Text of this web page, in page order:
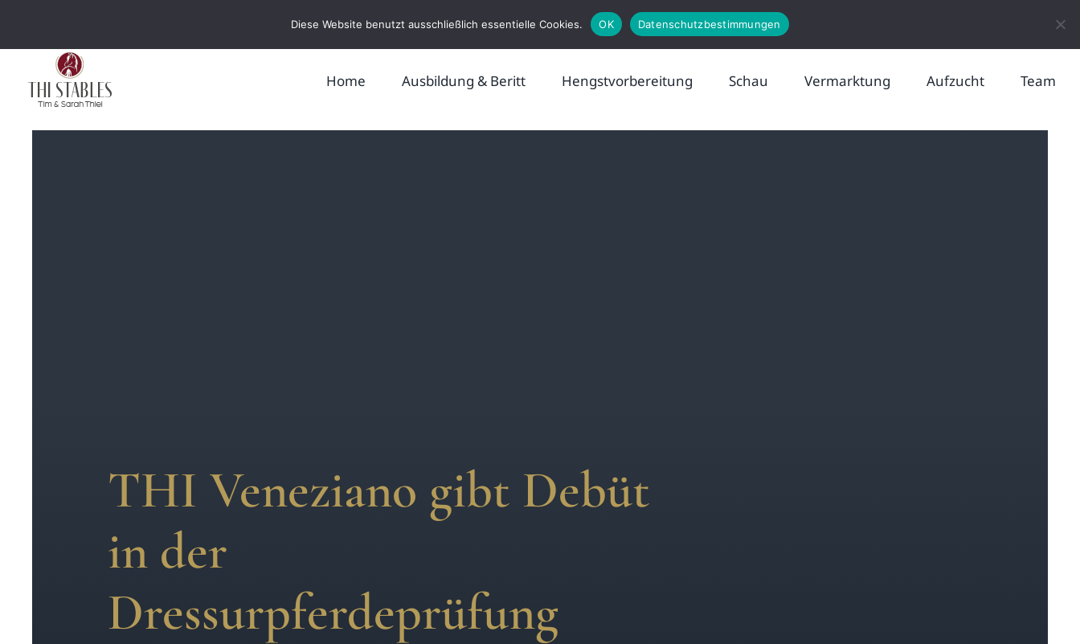
Home Ausbildung & Beritt Hengstvorbereitung Schau Vermarktung Aufzucht Team
THI Veneziano gibt Debüt
in der
Dressurpferdeprüfung
Diese Website benutzt ausschließlich essentielle Cookies. OK Datenschutzbestimmungen